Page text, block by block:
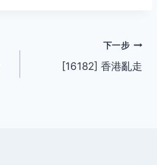
下一步
[16182] 香港亂走